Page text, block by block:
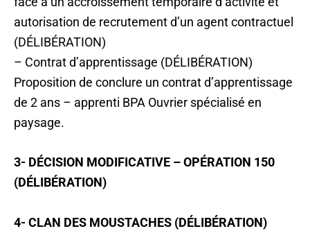
autorisation de recrutement d’un agent contractuel
(DÉLIBÉRATION)
– Contrat d’apprentissage (DÉLIBÉRATION)
Proposition de conclure un contrat d’apprentissage
de 2 ans – apprenti BPA Ouvrier spécialisé en
paysage.
3- DÉCISION MODIFICATIVE – OPÉRATION 150
(DÉLIBÉRATION)
4- CLAN DES MOUSTACHES (DÉLIBÉRATION)